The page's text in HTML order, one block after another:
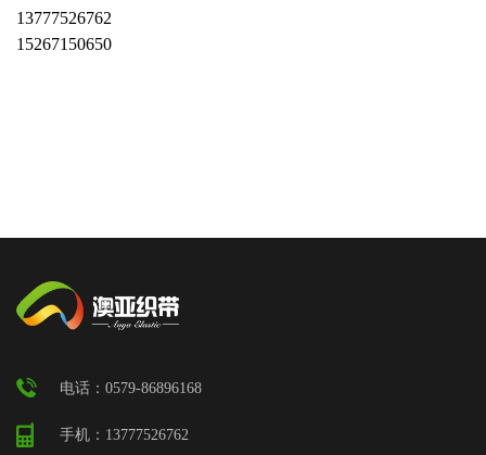
13777526762
15267150650
电话：0579-86896168
手机：13777526762